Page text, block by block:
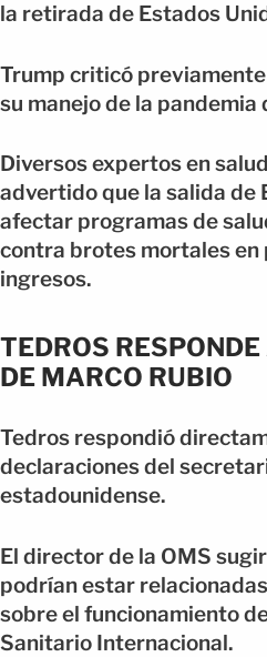
la retirada de Estados
Trump criticó
su manejo de la pandemia
Diversos expertos en
advertido que la salida de
afectar programas de
contra brotes mortales en
ingresos.
TEDROS
DE MARCO RUBIO
Tedros respondió
declaraciones del
estadounidense.
El director de la OMS
podrían estar
sobre el funcionamiento
Sanitario Internacional.